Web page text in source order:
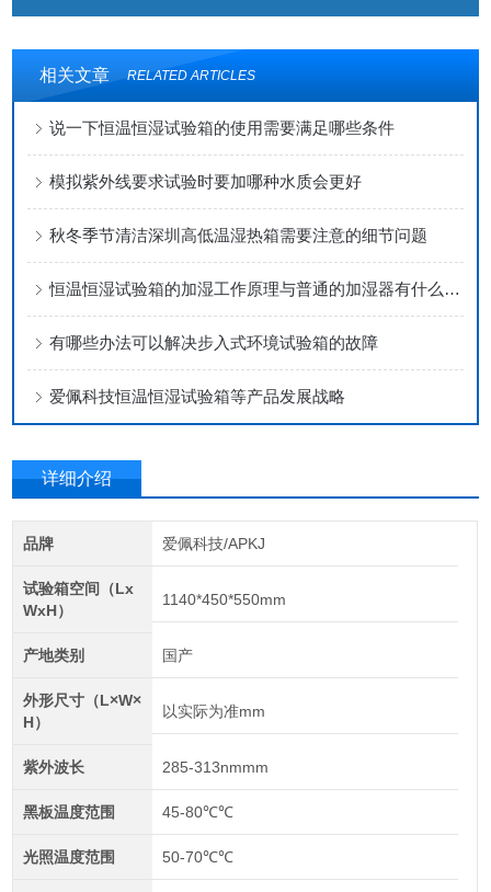
相关文章 RELATED ARTICLES
说一下恒温恒湿试验箱的使用需要满足哪些条件
模拟紫外线要求试验时要加哪种水质会更好
秋冬季节清洁深圳高低温湿热箱需要注意的细节问题
恒温恒湿试验箱的加湿工作原理与普通的加湿器有什么不同？
有哪些办法可以解决步入式环境试验箱的故障
爱佩科技恒温恒湿试验箱等产品发展战略
详细介绍
品牌 爱佩科技/APKJ
试验箱空间（Lx
WxH）
1140*450*550mm
产地类别 国产
外形尺寸（L×W×
H）
以实际为准mm
紫外波长 285-313nmmm
黑板温度范围 45-80℃℃
光照温度范围 50-70℃℃